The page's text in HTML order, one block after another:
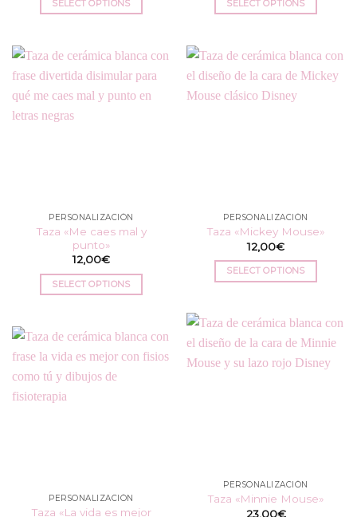
SELECT OPTIONS
SELECT OPTIONS
PERSONALIZACIÓN
Taza «Me caes mal y
punto»
12,00€
SELECT OPTIONS
PERSONALIZACIÓN
Taza «Mickey Mouse»
12,00€
SELECT OPTIONS
PERSONALIZACIÓN
Taza «Minnie Mouse»
23,00€
PERSONALIZACIÓN
Taza «La vida es mejor